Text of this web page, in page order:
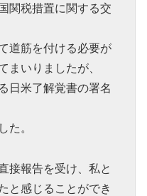
関税措置に関する交
道筋を付ける必要が
まいりましたが、
日米了解覚書の署名
た。
接報告を受け、私と
と感じることができ